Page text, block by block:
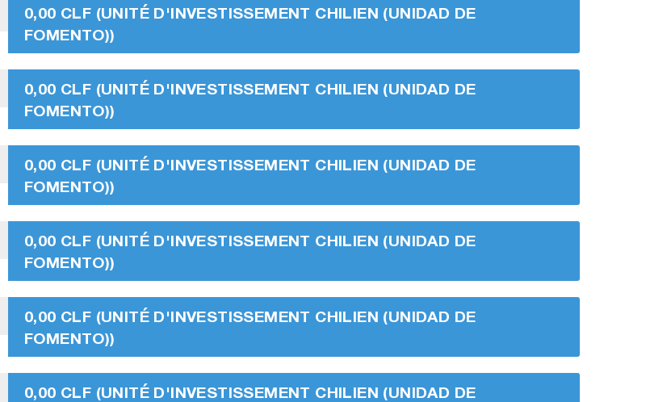
0,00 CLF (UNITÉ D'INVESTISSEMENT CHILIEN (UNIDAD DE
FOMENTO))
0,00 CLF (UNITÉ D'INVESTISSEMENT CHILIEN (UNIDAD DE
FOMENTO))
0,00 CLF (UNITÉ D'INVESTISSEMENT CHILIEN (UNIDAD DE
FOMENTO))
0,00 CLF (UNITÉ D'INVESTISSEMENT CHILIEN (UNIDAD DE
FOMENTO))
0,00 CLF (UNITÉ D'INVESTISSEMENT CHILIEN (UNIDAD DE
FOMENTO))
0,00 CLF (UNITÉ D'INVESTISSEMENT CHILIEN (UNIDAD DE